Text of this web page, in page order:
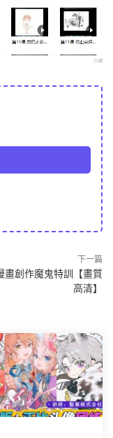
下一篇
畫創作魔鬼特訓【畫質
高清】